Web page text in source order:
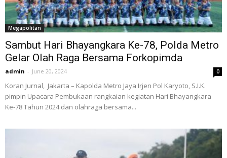
Megapolitan
Sambut Hari Bhayangkara Ke-78, Polda Metro
Gelar Olah Raga Bersama Forkopimda
admin - June 20, 2024 0
Koran Jurnal, Jakarta – Kapolda Metro Jaya Irjen Pol Karyoto, S.I.K.
pimpin Upacara Pembukaan rangkaian kegiatan Hari Bhayangkara
Ke-78 Tahun 2024 dan olahraga bersama...